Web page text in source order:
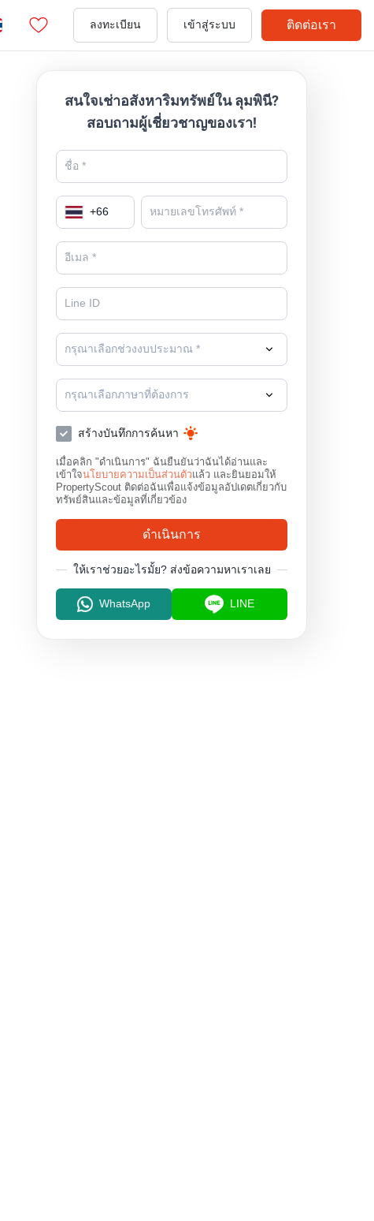
ลงทะเบียน เข้าสู่ระบบ ติดต่อเรา
บ่อนไก่ สวนลุมพินี
สนใจเช่าอสังหาริมทรัพย์ใน ลุมพินี?
สอบถามผู้เชี่ยวชาญของเรา!
+66
กรุณาเลือกช่วงงบประมาณ *
กรุณาเลือกภาษาที่ต้องการ
สร้างบันทึกการค้นหา
เมื่อคลิก "ดำเนินการ" ฉันยืนยันว่าฉันได้อ่านและ
เข้าใจนโยบายความเป็นส่วนตัวแล้ว และยินยอมให้
PropertyScout ติดต่อฉันเพื่อแจ้งข้อมูลอัปเดตเกี่ยวกับ
ทรัพย์สินและข้อมูลที่เกี่ยวข้อง
ดำเนินการ
ให้เราช่วยอะไรมั้ย? ส่งข้อความหาเราเลย
WhatsApp LINE